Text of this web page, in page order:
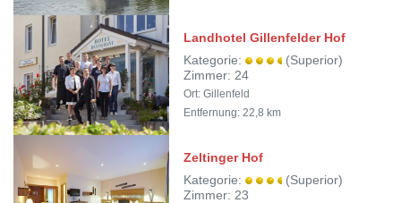
Landhotel Gillenfelder Hof
Kategorie:
(Superior)
Zimmer: 24
Ort: Gillenfeld
Entfernung: 22,8 km
Zeltinger Hof
Kategorie:
(Superior)
Zimmer: 23